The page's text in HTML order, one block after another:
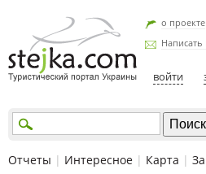
о проекте
Написать
войти
Отчеты | Интересное | Карта |